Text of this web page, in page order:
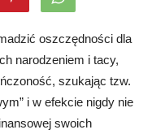
oszczędności dla
narodzeniem i tacy,
szukając tzw.
i w efekcie nigdy nie
swoich